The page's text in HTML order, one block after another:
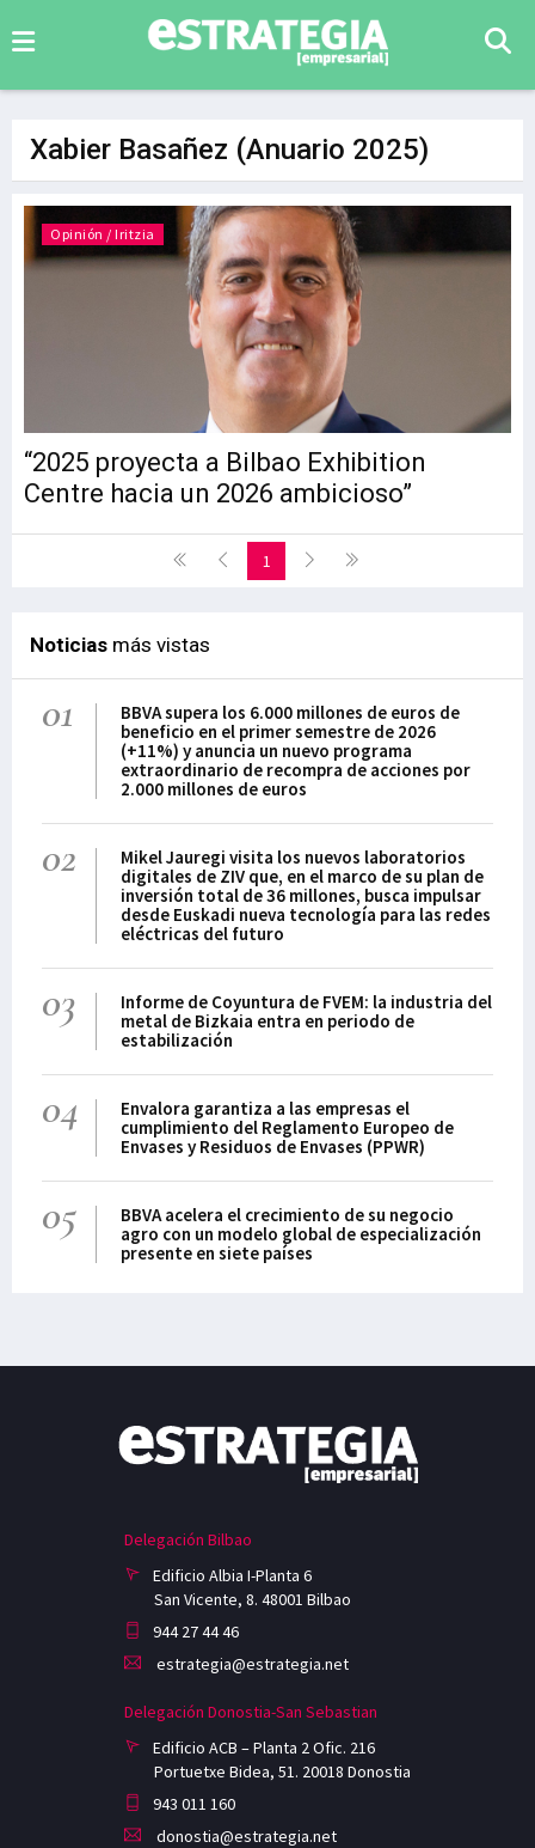
Xabier Basañez (Anuario 2025)
“2025 proyecta a Bilbao Exhibition
Centre hacia un 2026 ambicioso”
Opinión / Iritzia
1
Noticias más vistas
01
BBVA supera los 6.000 millones de euros de
beneficio en el primer semestre de 2026
(+11%) y anuncia un nuevo programa
extraordinario de recompra de acciones por
2.000 millones de euros
02
Mikel Jauregi visita los nuevos laboratorios
digitales de ZIV que, en el marco de su plan de
inversión total de 36 millones, busca impulsar
desde Euskadi nueva tecnología para las redes
eléctricas del futuro
03
Informe de Coyuntura de FVEM: la industria del
metal de Bizkaia entra en periodo de
estabilización
04
Envalora garantiza a las empresas el
cumplimiento del Reglamento Europeo de
Envases y Residuos de Envases (PPWR)
05
BBVA acelera el crecimiento de su negocio
agro con un modelo global de especialización
presente en siete países
Delegación Bilbao
Edificio Albia I-Planta 6
San Vicente, 8. 48001 Bilbao
944 27 44 46
estrategia@estrategia.net
Delegación Donostia-San Sebastian
Edificio ACB – Planta 2 Ofic. 216
Portuetxe Bidea, 51. 20018 Donostia
943 011 160
donostia@estrategia.net